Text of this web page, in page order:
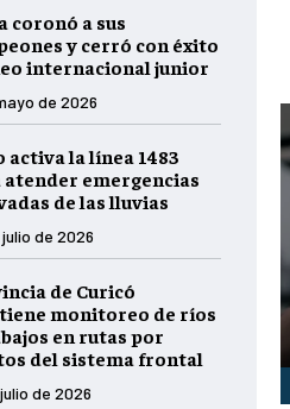
coronó a sus
y cerró con éxito
internacional junior
de 2026
activa la línea 1483
atender emergencias
de las lluvias
de 2026
de Curicó
monitoreo de ríos
en rutas por
del sistema frontal
de 2026